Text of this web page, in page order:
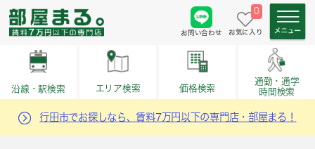
お問い合わせ
0
お気に入り
沿線・駅検索 エリア検索 価格検索
通勤・通学
時間検索
行田市でお探しなら、賃料7万円以下の専門店・部屋まる！